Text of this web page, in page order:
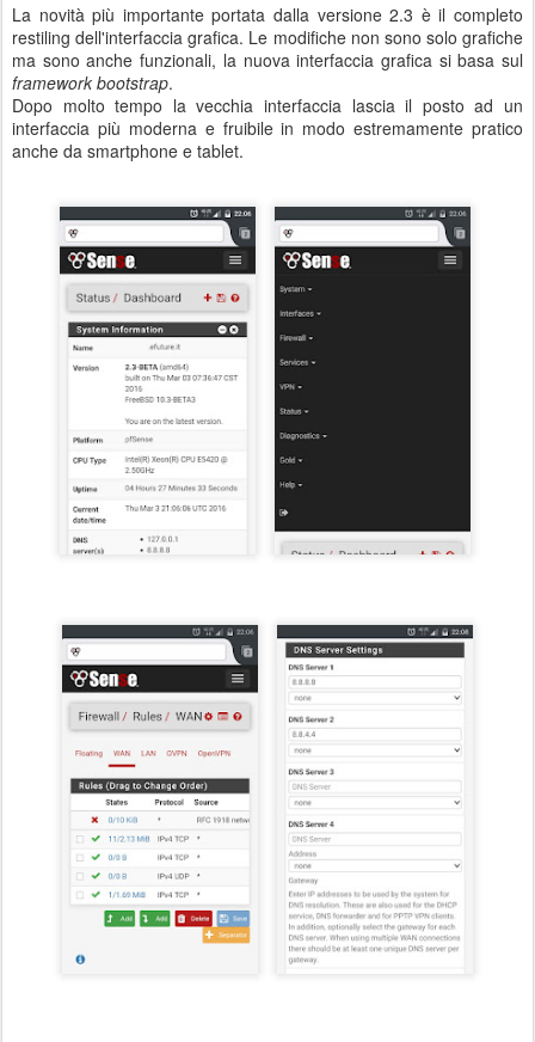
La novità più importante portata dalla versione 2.3 è il completo
restiling dell'interfaccia grafica. Le modifiche non sono solo grafiche
ma sono anche funzionali, la nuova interfaccia grafica si basa sul
framework bootstrap.
Dopo molto tempo la vecchia interfaccia lascia il posto ad un
interfaccia più moderna e fruibile in modo estremamente pratico
anche da smartphone e tablet.